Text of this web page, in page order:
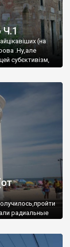
Ч.1
(на
.Ну,але
субєктивізм,
радиальные